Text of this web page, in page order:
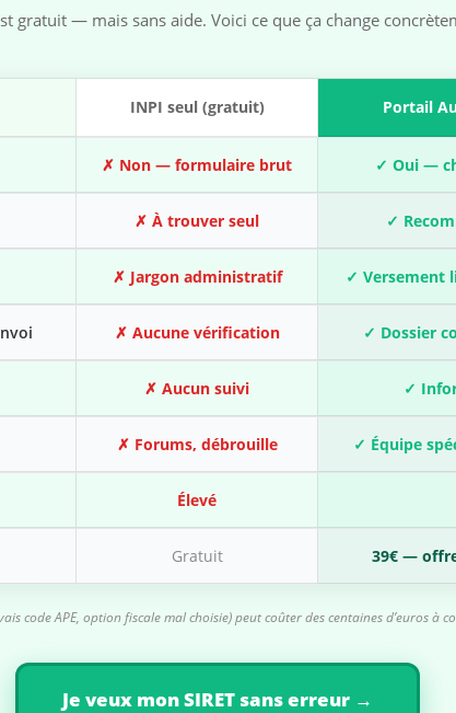
gratuit — mais sans aide. Voici ce que ça change
INPI seul (gratuit) Portail
✗ Non — formulaire brut ✓ Oui —
✗ À trouver seul ✓
✗ Jargon administratif ✓ Versement
✗ Aucune vérification ✓ Dossier
✗ Aucun suivi ✓
✗ Forums, débrouille ✓ Équipe
Élevé
Gratuit 39€ —
code APE, option fiscale mal choisie) peut coûter des centaines d’euros à
Je veux mon SIRET sans erreur →